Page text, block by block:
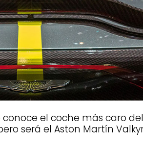
conoce el coche más caro
será el Aston Martín